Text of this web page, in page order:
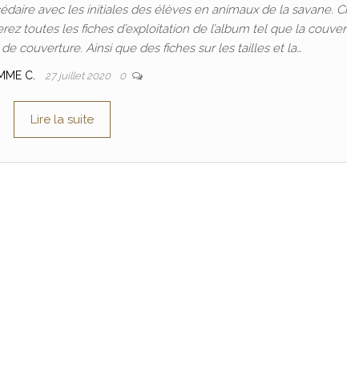
avec les initiales des élèves en animaux de la savane.
toutes les fiches d’exploitation de l’album tel que la
couverture. Ainsi que des fiches sur les tailles et la…
C. 27 juillet 2020 0
Lire la suite